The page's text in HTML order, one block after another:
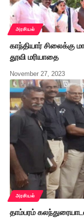
அரசியல்
காந்தியார் சிலைக்கு
தூவி மரியாதை
November 27, 2023
அரசியல்
தாம்பரம்